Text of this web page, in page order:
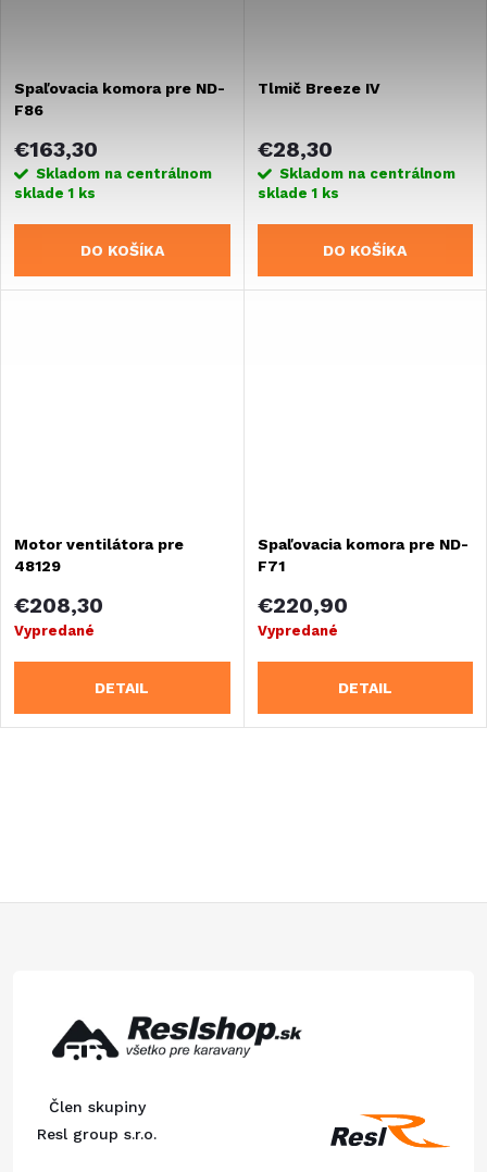
Spaľovacia komora pre ND-
F86
€163,30
Skladom na centrálnom
sklade1 ks
DO KOŠÍKA
Tlmič Breeze IV
€28,30
Skladom na centrálnom
sklade1 ks
DO KOŠÍKA
Motor ventilátora pre
48129
€208,30
Vypredané
DETAIL
Spaľovacia komora pre ND-
F71
€220,90
Vypredané
DETAIL
Člen skupiny
Resl group s.r.o.